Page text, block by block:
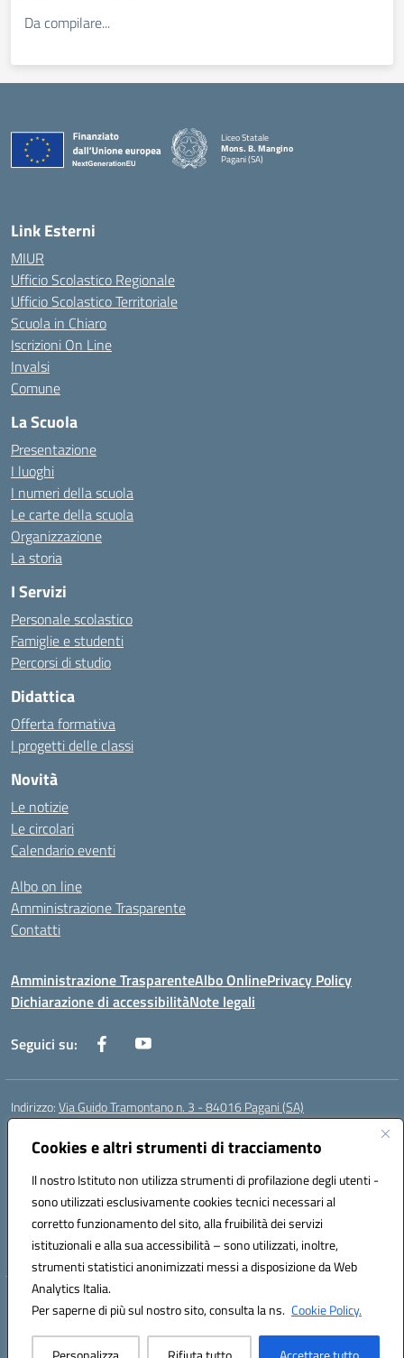
Cookies e altri strumenti di tracciamento
Il nostro Istituto non utilizza strumenti di profilazione degli utenti -
sono utilizzati esclusivamente cookies tecnici necessari al
corretto funzionamento del sito, alla fruibilità dei servizi
istituzionali e alla sua accessibilità – sono utilizzati, inoltre,
strumenti statistici anonimizzati messi a disposizione da Web
Analytics Italia.
Per saperne di più sul nostro sito, consulta la ns. Cookie Policy.
Da compilare...
Liceo Statale
Mons. B. Mangino
Pagani (SA)
— Visita la pagina iniziale della scuola
Link Esterni
MIUR
Ufficio Scolastico Regionale
Ufficio Scolastico Territoriale
Scuola in Chiaro
Iscrizioni On Line
Invalsi
Comune
La Scuola
Presentazione
I luoghi
I numeri della scuola
Le carte della scuola
Organizzazione
La storia
I Servizi
Personale scolastico
Famiglie e studenti
Percorsi di studio
Didattica
Offerta formativa
I progetti delle classi
Novità
Le notizie
Le circolari
Calendario eventi
Albo on line
Amministrazione Trasparente
Contatti
Amministrazione TrasparenteAlbo OnlinePrivacy Policy
Dichiarazione di accessibilitàNote legali
Seguici su:
Indirizzo:Via Guido Tramontano n. 3 - 84016 Pagani (SA)
Centralino:
Posta elettronica certificata (PEC):saps08000t@pec.istruzione.it
Codice fiscale: 80022400651
Codice meccanografico:SAPS08000T
Codice Indice delle Pubbliche Amministrazioni (IPA): istsc_saps08000t
Codice unico di fatturazione (CUF): UFC29W
Hosting & Powered by 3D Solution S.r.l.
Concept & Design by Designers Italia